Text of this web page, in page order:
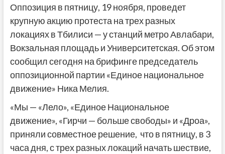
Оппозиция в пятницу, 19 ноября, проведет
крупную акцию протеста на трех разных
локациях в Тбилиси — у станций метро Авлабари,
Вокзальная площадь и Университетская. Об этом
сообщил сегодня на брифинге председатель
оппозиционной партии «Единое национальное
движение» Ника Мелия.
«Мы — «Лело», «Единое Национальное
движение», «Гирчи — больше свободы» и «Дроа»,
приняли совместное решение, что в пятницу, в 3
часа дня, с трех разных локаций начать шествие,